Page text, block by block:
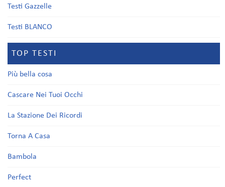
Testi Gazzelle
Testi BLANCO
TOP TESTI
Più bella cosa
Cascare Nei Tuoi Occhi
La Stazione Dei Ricordi
Torna A Casa
Bambola
Perfect